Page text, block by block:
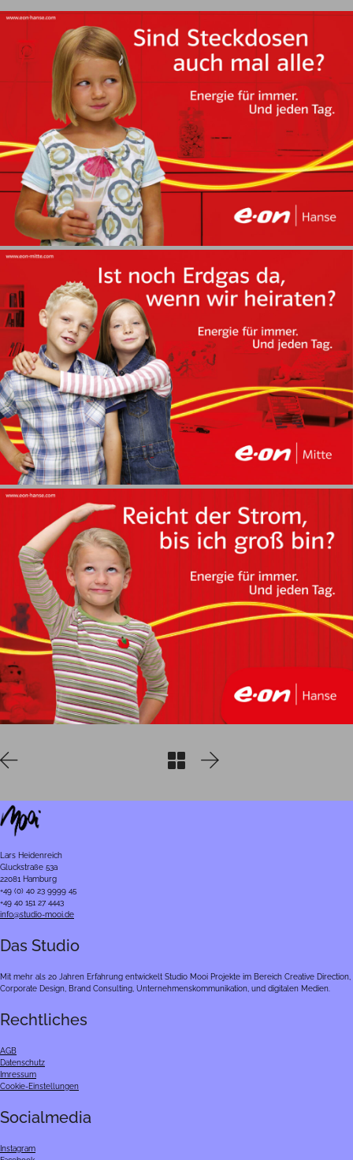
Lars Heidenreich
Gluckstraße 53a
22081 Hamburg
+49 (0) 40 23 9999 45
+49 40 151 27 4443
info@studio-mooi.de
Das Studio
Mit mehr als 20 Jahren Erfahrung entwickelt Studio Mooi Projekte im Bereich Creative Direction,
Corporate Design, Brand Consulting, Unternehmenskommunikation, und digitalen Medien.
Rechtliches
AGB
Datenschutz
Imressum
Cookie-Einstellungen
Socialmedia
Instagram